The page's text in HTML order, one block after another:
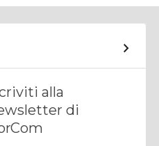
alla
di